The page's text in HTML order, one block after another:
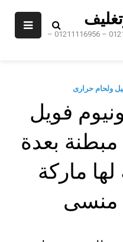
اسعار ماكينات التعبئة والتغليف 01211116954 – 01211116956 –
ولحام حرارى
فويل
بعدة
ماركة
منسى